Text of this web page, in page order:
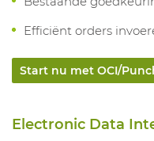
Efficiënt orders
Start nu met OCI/
Electronic Data